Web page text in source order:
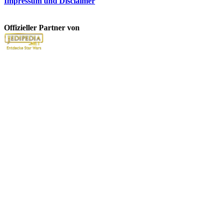
Offizieller Partner von